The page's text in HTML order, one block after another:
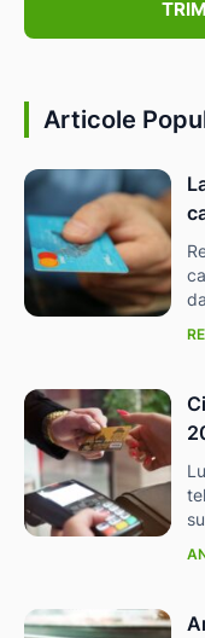
Articole